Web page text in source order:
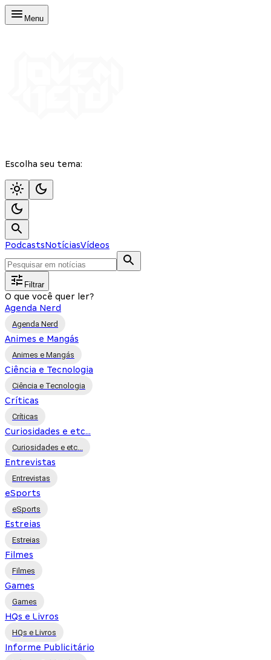
Menu
Escolha seu tema:
PodcastsNotíciasVídeos
Filtrar
O que você quer ler?
Agenda Nerd
Agenda Nerd
Animes e Mangás
Animes e Mangás
Ciência e Tecnologia
Ciência e Tecnologia
Críticas
Críticas
Curiosidades e etc...
Curiosidades e etc...
Entrevistas
Entrevistas
eSports
eSports
Estreias
Estreias
Filmes
Filmes
Games
Games
HQs e Livros
HQs e Livros
Informe Publicitário